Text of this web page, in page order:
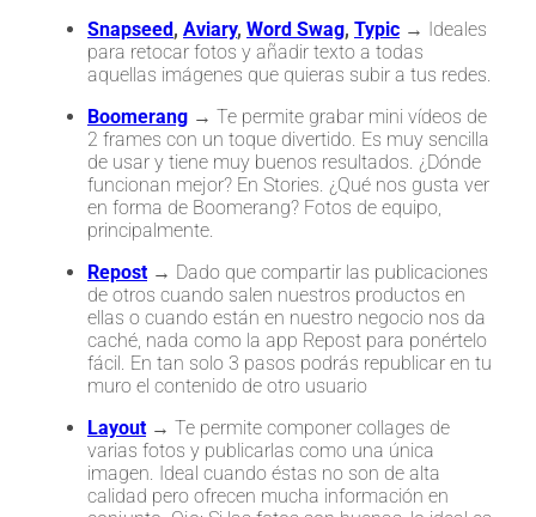
Snapseed, Aviary, Word Swag, Typic → Ideales
para retocar fotos y añadir texto a todas
aquellas imágenes que quieras subir a tus redes.
Boomerang → Te permite grabar mini vídeos de
2 frames con un toque divertido. Es muy sencilla
de usar y tiene muy buenos resultados. ¿Dónde
funcionan mejor? En Stories. ¿Qué nos gusta ver
en forma de Boomerang? Fotos de equipo,
principalmente.
Repost → Dado que compartir las publicaciones
de otros cuando salen nuestros productos en
ellas o cuando están en nuestro negocio nos da
caché, nada como la app Repost para ponértelo
fácil. En tan solo 3 pasos podrás republicar en tu
muro el contenido de otro usuario
Layout → Te permite componer collages de
varias fotos y publicarlas como una única
imagen. Ideal cuando éstas no son de alta
calidad pero ofrecen mucha información en